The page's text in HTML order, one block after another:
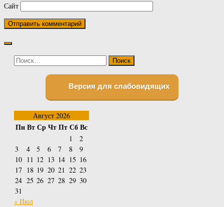
Сайт
Найти:
Версия для слабовидящих
Август 2026
ПнВтСрЧтПтСбВс
1
2
3
4 5 6 7 8
9
10 11 12 13 14 15 16
17 18 19 20 21 22 23
24 25 26 27 28 29 30
31
« Июл